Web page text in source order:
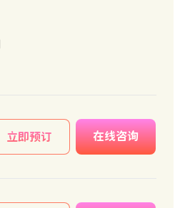
立即预订 在线咨询